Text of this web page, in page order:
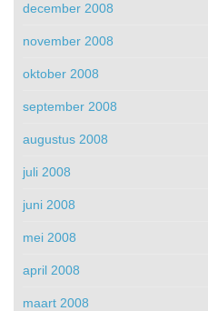
december 2008
november 2008
oktober 2008
september 2008
augustus 2008
juli 2008
juni 2008
mei 2008
april 2008
maart 2008